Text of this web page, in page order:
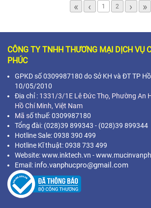
« ‹ 1 2 › »
CÔNG TY TNHH THƯƠNG MẠI DỊCH VỤ
PHÚC
GPKD số 0309987180 do Sở KH và ĐT TP
10/05/2010
Địa chỉ : 1331/3/1E Lê Đức Thọ, Phường An
Hồ Chí Minh, Việt Nam
Mã số thuế: 0309987180
Tổng đài: (028)39 899343 - (028)39 899344
Hotline Sale: 0938 390 499
Hotline Kĩ thuật: 0938 733 499
Website: www.inktech.vn -
Email: info.vanphucpro@gmail.com